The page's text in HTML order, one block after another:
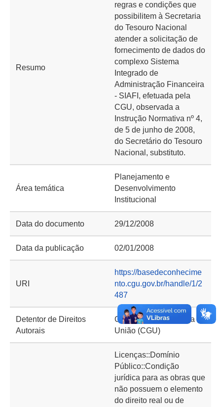
Resumo
regras e condições que
possibilitem à Secretaria
do Tesouro Nacional
atender a solicitação de
fornecimento de dados do
complexo Sistema
Integrado de
Administração Financeira
- SIAFI, efetuada pela
CGU, observada a
Instrução Normativa nº 4,
de 5 de junho de 2008,
do Secretário do Tesouro
Nacional, substituto.
Área temática
Planejamento e
Desenvolvimento
Institucional
Data do documento 29/12/2008
Data da publicação 02/01/2008
URI
https://basedeconhecime
nto.cgu.gov.br/handle/1/2
487
Detentor de Direitos
Autorais
Controladoria-Geral da
União (CGU)
Licenças::Domínio
Público::Condição
jurídica para as obras que
não possuem o elemento
do direito real ou de